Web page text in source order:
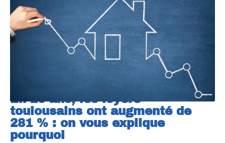
En 20 ans, les loyers
toulousains ont augmenté de
281 % : on vous explique
pourquoi